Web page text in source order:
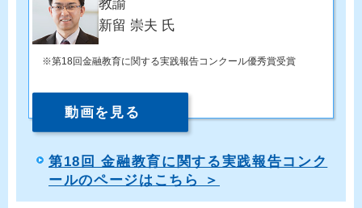
教諭
新留 崇夫 氏
第18回金融教育に関する実践報告コンクール優秀賞受賞
動画を見る
第18回 金融教育に関する実践報告コンク
ールのページはこちら ＞